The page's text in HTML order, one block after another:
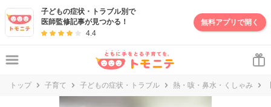
子どもの症状・トラブル別で
医師監修記事が見つかる！
4.4
無料アプリで開く
トップ 子育て 子どもの症状・トラブル 熱・咳・鼻水・くしゃみ
妊娠・出産・子育て情報サイト | トモニテ